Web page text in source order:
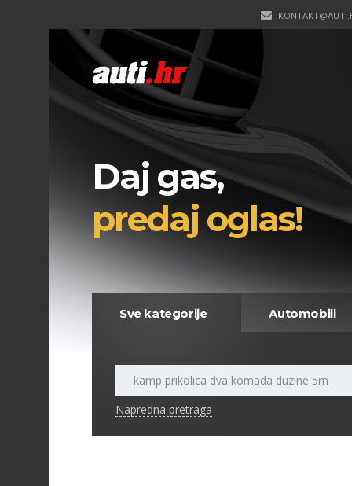
Daj gas,
predaj oglas!
Sve kategorije Automobili
Napredna pretraga